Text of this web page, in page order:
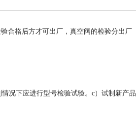
合格后方才可出厂，真空阀的检验分出厂
况下应进行型号检验试验。c）试制新产品